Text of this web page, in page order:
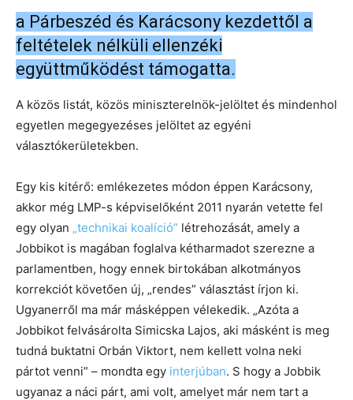
a Párbeszéd és Karácsony kezdettől a
feltételek nélküli ellenzéki
együttműködést támogatta.
A közös listát, közös miniszterelnök-jelöltet és mindenhol
egyetlen megegyezéses jelöltet az egyéni
választókerületekben.
Egy kis kitérő: emlékezetes módon éppen Karácsony,
akkor még LMP-s képviselőként 2011 nyarán vetette fel
egy olyan „technikai koalíció” létrehozását, amely a
Jobbikot is magában foglalva kétharmadot szerezne a
parlamentben, hogy ennek birtokában alkotmányos
korrekciót követően új, „rendes” választást írjon ki.
Ugyanerről ma már másképpen vélekedik. „Azóta a
Jobbikot felvásárolta Simicska Lajos, aki másként is meg
tudná buktatni Orbán Viktort, nem kellett volna neki
pártot venni” – mondta egy interjúban. S hogy a Jobbik
ugyanaz a náci párt, ami volt, amelyet már nem tart a